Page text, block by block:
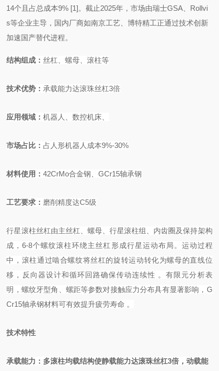
14个且占总成本9% [1]。截止2025年，市场由瑞士GSA、Rollvi
s等企业主导，国内厂商如南京工艺、博特精工正通过技术创新
加速国产替代进程。
结构组成 ：丝杠、螺母、滚柱等
技术优势 ： 承载能力达滚珠丝杠3倍
应用领域 ：机器人、数控机床、
市场占比 ： 占人形机器人成本9%-30%
材料使用：42CrMo合金钢、GCr15轴承钢
工艺要求 ： 磨削精度达C5级
行星滚柱丝杠由主丝杠、螺母、行星滚柱组、内齿圈及保持架构
成，6-8个螺纹滚柱环绕主丝杠形成行星运动布局。运动过程
中，滚柱通过啮合螺纹将丝杠的旋转运动转化为螺母的直线位
移，反向器设计和循环回路确保传动连续性 。有限元分析表
明，螺纹牙型角、螺距等参数对接触应力分布具有显著影响， G
Cr15轴承钢材料可有效提升疲劳寿命 。
技术特性
承载能力 ：多滚柱均载结构使静载能力达滚珠丝杠3倍，动载能